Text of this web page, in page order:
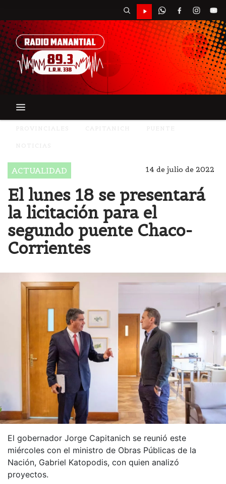
ACTUALIDAD 14 de julio de 2022
El lunes 18 se presentará
la licitación para el
segundo puente Chaco-
Corrientes
El gobernador Jorge Capitanich se reunió este
miércoles con el ministro de Obras Públicas de la
Nación, Gabriel Katopodis, con quien analizó
proyectos.